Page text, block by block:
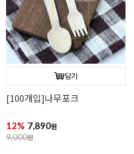
담기
[100개입]나무포크
12% 7,890원
9,000원